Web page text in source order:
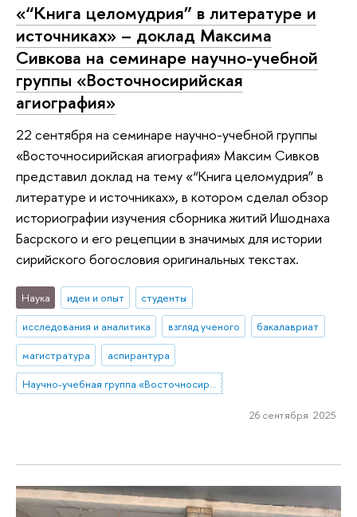
«“Книга целомудрия” в литературе и
источниках» – доклад Максима
Сивкова на семинаре научно-учебной
группы «Восточносирийская
агиография»
22 сентября на семинаре научно-учебной группы
«Восточносирийская агиография» Максим Сивков
представил доклад на тему «“Книга целомудрия” в
литературе и источниках», в котором сделал обзор
историографии изучения сборника житий Ишоднаха
Басрского и его рецепции в значимых для истории
сирийского богословия оригинальных текстах.
Наука идеи и опыт
студенты
исследования и аналитика
взгляд ученого
бакалавриат
магистратура
аспирантура
26 сентября 2025